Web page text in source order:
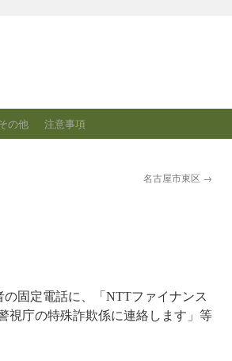
の他 注意事項
名古屋市東区 →
固定電話に、「NTTファイナンス
視庁の特殊詐欺係に連絡します」等